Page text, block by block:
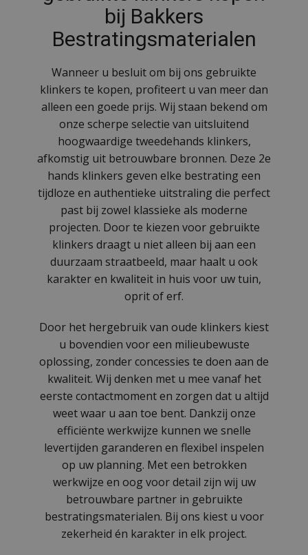
bij Bakkers
Bestratingsmaterialen
Wanneer u besluit om bij ons gebruikte
klinkers te kopen, profiteert u van meer dan
alleen een goede prijs. Wij staan bekend om
onze scherpe selectie van uitsluitend
hoogwaardige tweedehands klinkers,
afkomstig uit betrouwbare bronnen. Deze 2e
hands klinkers geven elke bestrating een
tijdloze en authentieke uitstraling die perfect
past bij zowel klassieke als moderne
projecten. Door te kiezen voor gebruikte
klinkers draagt u niet alleen bij aan een
duurzaam straatbeeld, maar haalt u ook
karakter en kwaliteit in huis voor uw tuin,
oprit of erf.
Door het hergebruik van oude klinkers kiest
u bovendien voor een milieubewuste
oplossing, zonder concessies te doen aan de
kwaliteit. Wij denken met u mee vanaf het
eerste contactmoment en zorgen dat u altijd
weet waar u aan toe bent. Dankzij onze
efficiënte werkwijze kunnen we snelle
levertijden garanderen en flexibel inspelen
op uw planning. Met een betrokken
werkwijze en oog voor detail zijn wij uw
betrouwbare partner in gebruikte
bestratingsmaterialen. Bij ons kiest u voor
zekerheid én karakter in elk project.